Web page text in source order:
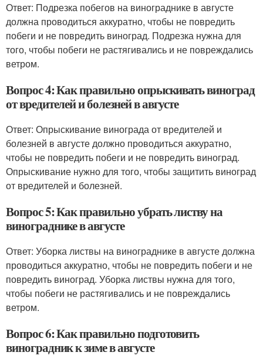
Ответ: Подрезка побегов на винограднике в августе
должна проводиться аккуратно, чтобы не повредить
побеги и не повредить виноград. Подрезка нужна для
того, чтобы побеги не растягивались и не повреждались
ветром.
Вопрос 4: Как правильно опрыскивать виноград
от вредителей и болезней в августе
Ответ: Опрыскивание винограда от вредителей и
болезней в августе должно проводиться аккуратно,
чтобы не повредить побеги и не повредить виноград.
Опрыскивание нужно для того, чтобы защитить виноград
от вредителей и болезней.
Вопрос 5: Как правильно убрать листву на
винограднике в августе
Ответ: Уборка листвы на винограднике в августе должна
проводиться аккуратно, чтобы не повредить побеги и не
повредить виноград. Уборка листвы нужна для того,
чтобы побеги не растягивались и не повреждались
ветром.
Вопрос 6: Как правильно подготовить
виноградник к зиме в августе